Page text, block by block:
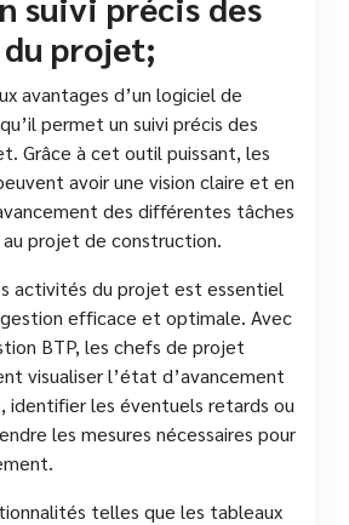
projet;
avantages d’un logiciel de
permet un suivi précis des
Grâce à cet outil puissant, les
avoir une vision claire et en
des différentes tâches
projet de construction.
activités du projet est essentiel
gestion efficace et optimale. Avec
BTP, les chefs de projet
visualiser l’état d’avancement
identifier les éventuels retards ou
les mesures nécessaires pour
telles que les tableaux